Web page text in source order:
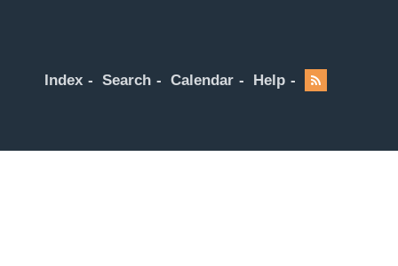
Index Search Calendar Help